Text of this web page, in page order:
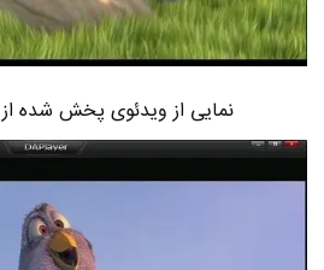
نمایی از ویدئوی پخش شده از ALPlayer-2.0